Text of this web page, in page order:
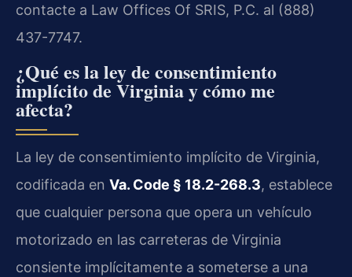
contacte a Law Offices Of SRIS, P.C. al (888)
437-7747.
¿Qué es la ley de consentimiento
implícito de Virginia y cómo me
afecta?
La ley de consentimiento implícito de Virginia,
codificada en Va. Code § 18.2-268.3, establece
que cualquier persona que opera un vehículo
motorizado en las carreteras de Virginia
consiente implícitamente a someterse a una